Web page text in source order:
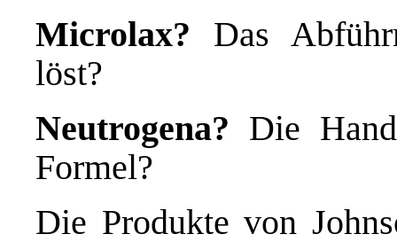
Microlax? Das
löst?
Neutrogena? Die
Formel?
Die Produkte von